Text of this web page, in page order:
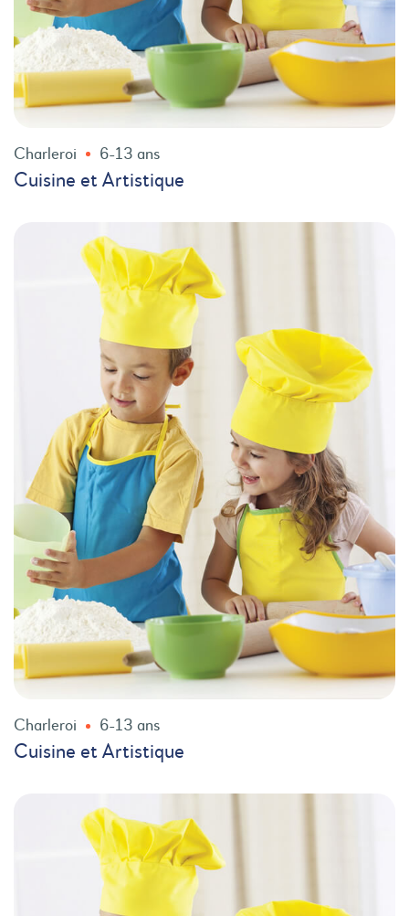
Charleroi 6-13 ans
Cuisine et Artistique
Charleroi 6-13 ans
Cuisine et Artistique